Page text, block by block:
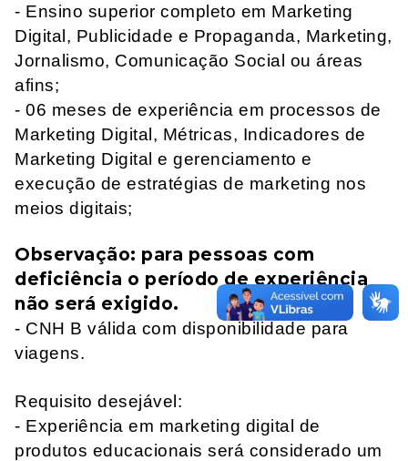
- Ensino superior completo em Marketing
Digital, Publicidade e Propaganda, Marketing,
Jornalismo, Comunicação Social ou áreas
afins;
- 06 meses de experiência em processos de
Marketing Digital, Métricas, Indicadores de
Marketing Digital e gerenciamento e
execução de estratégias de marketing nos
meios digitais;
Observação: para pessoas com
deficiência o período de experiência
não será exigido.
- CNH B válida com disponibilidade para
viagens.
Requisito desejável:
- Experiência em marketing digital de
produtos educacionais será considerado um